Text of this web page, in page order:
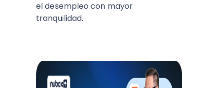
el desempleo con mayor
tranquilidad.